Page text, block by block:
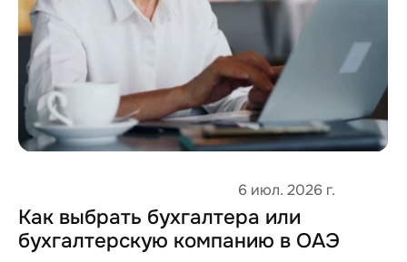
6 июл. 2026 г.
Как выбрать бухгалтера или
бухгалтерскую компанию в ОАЭ